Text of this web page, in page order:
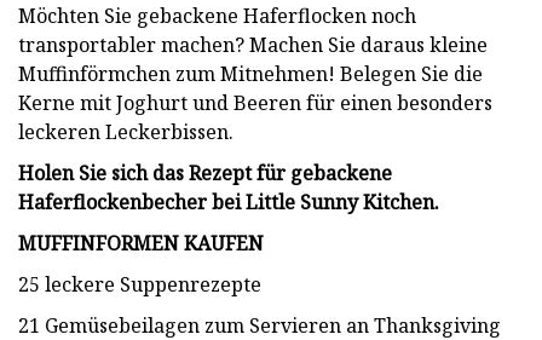
Möchten Sie gebackene Haferflocken noch
transportabler machen? Machen Sie daraus kleine
Muffinförmchen zum Mitnehmen! Belegen Sie die
Kerne mit Joghurt und Beeren für einen besonders
leckeren Leckerbissen.
Holen Sie sich das Rezept für gebackene
Haferflockenbecher bei Little Sunny Kitchen.
MUFFINFORMEN KAUFEN
25 leckere Suppenrezepte
21 Gemüsebeilagen zum Servieren an Thanksgiving